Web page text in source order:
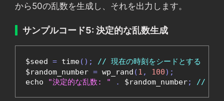
から50の乱数を生成し、それを出力します。
サンプルコード5: 決定的な乱数生成
$seed = time();
// 現在の時刻をシードとする
$random_number = wp_rand (1 , 100);
echo
"決定的な乱数: " . $random_number; // 乱数